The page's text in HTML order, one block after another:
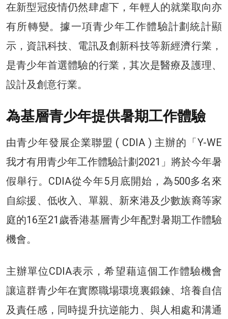
在新型冠疫情仍然肆虐下，年輕人的就業取向亦
有所轉變。據一項青少年工作體驗計劃統計顯
示，資訊科技、電訊及創新科技等新經濟行業，
是青少年首選體驗的行業，其次是醫療及護理、
設計及創意行業。
為基層青少年提供暑期工作體驗
由青少年發展企業聯盟 ( CDIA ) 主辦的「Y-WE
我才有用青少年工作體驗計劃2021」將於今年暑
假舉行。CDIA從今年5月底開始，為500多名來
自綜援、低收入、單親、新來港及少數族裔等家
庭的16至21歲香港基層青少年配對暑期工作體驗
機會。
主辦單位CDIA表示，希望藉這個工作體驗機會
讓這群青少年在實際職場環境裏鍛鍊、培養自信
及責任感，同時提升抗逆能力、與人相處和溝通